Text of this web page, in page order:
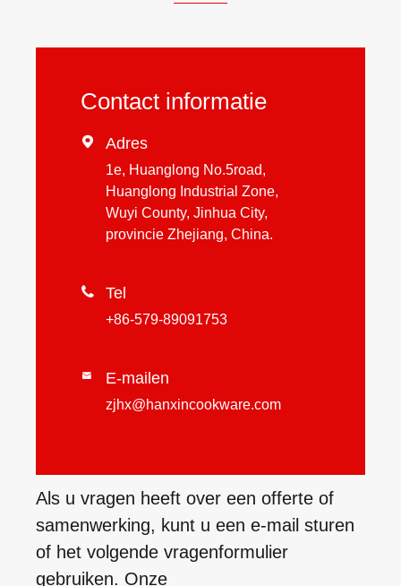
Contact informatie
 Adres
1e, Huanglong No.5road,
Huanglong Industrial Zone,
Wuyi County, Jinhua City,
provincie Zhejiang, China.
 Tel
+86-579-89091753
 E-mailen
zjhx@hanxincookware.com
Als u vragen heeft over een offerte of
samenwerking, kunt u een e-mail sturen
of het volgende vragenformulier
gebruiken. Onze